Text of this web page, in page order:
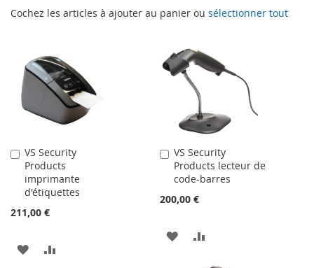
Cochez les articles à ajouter au panier ou sélectionner tout
VS Security
Products
imprimante
d'étiquettes
211,00 €
Ajouter
au
panier
AJOUTER
VS Security
Products lecteur de
code-barres
200,00 €
Ajouter
au
panier
AJOUTER